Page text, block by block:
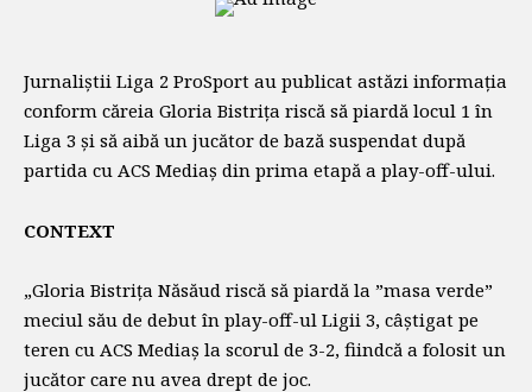
Jurnaliștii Liga 2 ProSport au publicat astăzi informația
conform căreia Gloria Bistrița riscă să piardă locul 1 în
Liga 3 și să aibă un jucător de bază suspendat după
partida cu ACS Mediaș din prima etapă a play-off-ului.
CONTEXT
„Gloria Bistrița Năsăud riscă să piardă la ”masa verde”
meciul său de debut în play-off-ul Ligii 3, câștigat pe
teren cu ACS Mediaș la scorul de 3-2, fiindcă a folosit un
jucător care nu avea drept de joc.